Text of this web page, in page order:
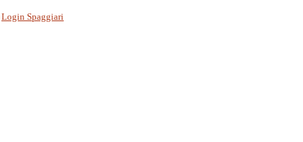
Login Spaggiari